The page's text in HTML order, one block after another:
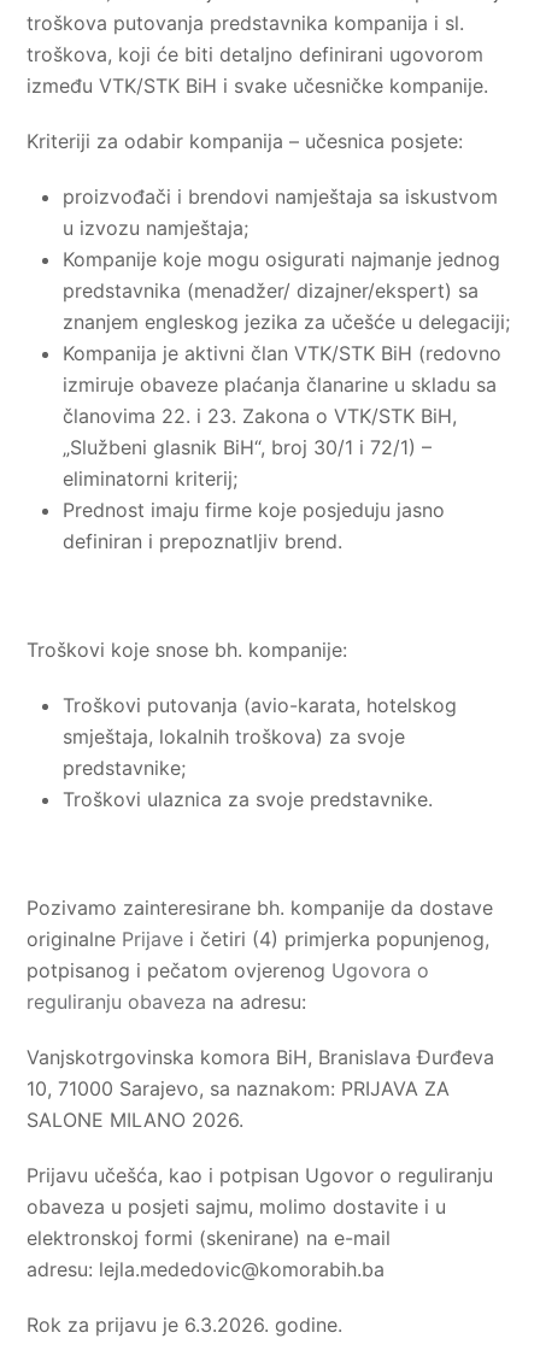
troškova putovanja predstavnika kompanija i sl.
troškova, koji će biti detaljno definirani ugovorom
između VTK/STK BiH i svake učesničke kompanije.
Kriteriji za odabir kompanija – učesnica posjete:
proizvođači i brendovi namještaja sa iskustvom
u izvozu namještaja;
Kompanije koje mogu osigurati najmanje jednog
predstavnika (menadžer/ dizajner/ekspert) sa
znanjem engleskog jezika za učešće u delegaciji;
Kompanija je aktivni član VTK/STK BiH (redovno
izmiruje obaveze plaćanja članarine u skladu sa
članovima 22. i 23. Zakona o VTK/STK BiH,
„Službeni glasnik BiH“, broj 30/1 i 72/1) –
eliminatorni kriterij;
Prednost imaju firme koje posjeduju jasno
definiran i prepoznatljiv brend.
Troškovi koje snose bh. kompanije:
Troškovi putovanja (avio-karata, hotelskog
smještaja, lokalnih troškova) za svoje
predstavnike;
Troškovi ulaznica za svoje predstavnike.
Pozivamo zainteresirane bh. kompanije da dostave
originalne Prijave i četiri (4) primjerka popunjenog,
potpisanog i pečatom ovjerenog Ugovora o
reguliranju obaveza na adresu:
Vanjskotrgovinska komora BiH, Branislava Đurđeva
10, 71000 Sarajevo, sa naznakom: PRIJAVA ZA
SALONE MILANO 2026.
Prijavu učešća, kao i potpisan Ugovor o reguliranju
obaveza u posjeti sajmu, molimo dostavite i u
elektronskoj formi (skenirane) na e-mail
adresu: lejla.mededovic@komorabih.ba
Rok za prijavu je 6.3.2026. godine.